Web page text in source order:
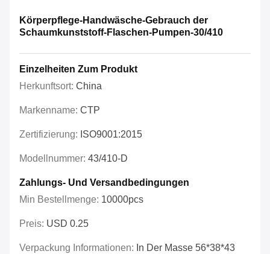
Körperpflege-Handwäsche-Gebrauch der
Schaumkunststoff-Flaschen-Pumpen-30/410
Einzelheiten Zum Produkt
Herkunftsort: China
Markenname: CTP
Zertifizierung: ISO9001:2015
Modellnummer: 43/410-D
Zahlungs- Und Versandbedingungen
Min Bestellmenge: 10000pcs
Preis: USD 0.25
Verpackung Informationen: In Der Masse 56*38*43